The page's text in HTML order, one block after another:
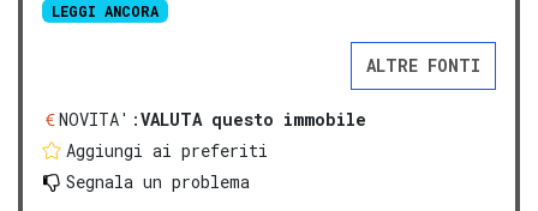
LEGGI ANCORA
ALTRE FONTI
NOVITA':VALUTA questo immobile
Aggiungi ai preferiti
Segnala un problema